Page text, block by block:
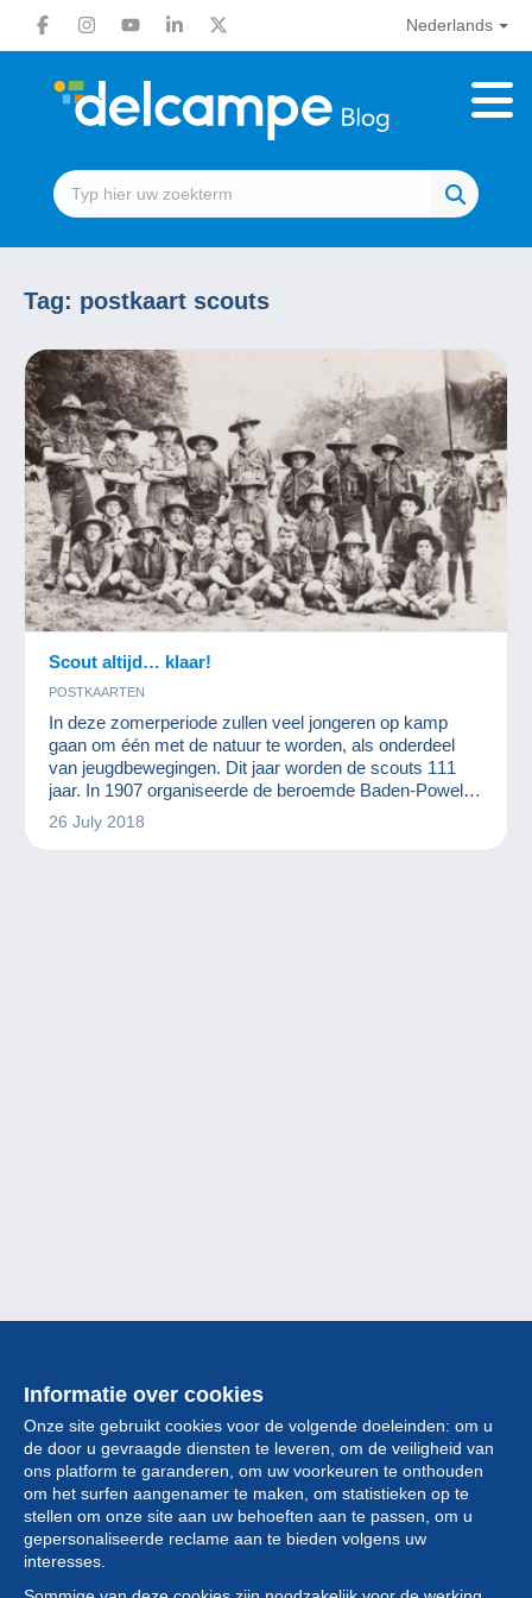
Nederlands
Tag: postkaart scouts
Scout altijd… klaar!
POSTKAARTEN
In deze zomerperiode zullen veel jongeren op kamp
gaan om één met de natuur te worden, als onderdeel
van jeugdbewegingen. Dit jaar worden de scouts 111
jaar. In 1907 organiseerde de beroemde Baden-Powell
het eerste scoutskamp. Wie is deze oprichter? Welke
waarden wilde hij bijbrengen? Dat zullen we hier
26 July 2018
Informatie over cookies
Onze site gebruikt cookies voor de volgende doeleinden: om u
de door u gevraagde diensten te leveren, om de veiligheid van
ons platform te garanderen, om uw voorkeuren te onthouden
om het surfen aangenamer te maken, om statistieken op te
stellen om onze site aan uw behoeften aan te passen, om u
gepersonaliseerde reclame aan te bieden volgens uw
interesses.
Collectie